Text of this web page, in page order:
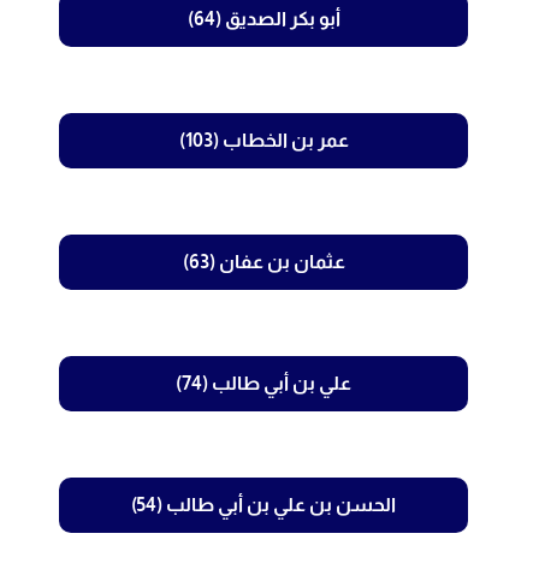
أبو بكر الصديق (64)
عمر بن الخطاب (103)
عثمان بن عفان (63)
علي بن أبي طالب (74)
الحسن بن علي بن أبي طالب (54)